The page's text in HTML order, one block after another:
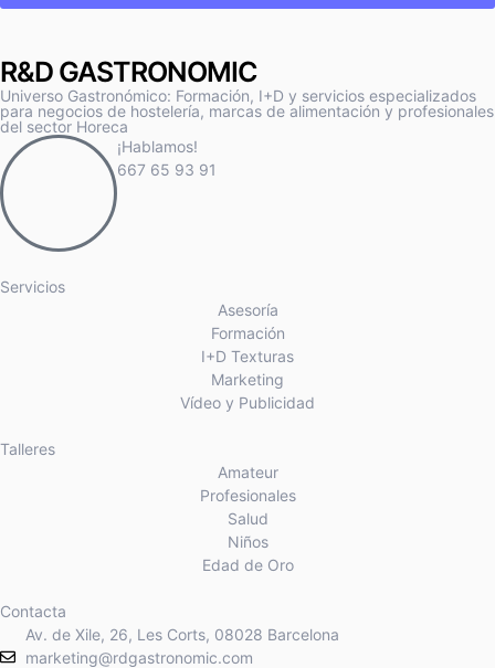
R&D GASTRONOMIC
Universo Gastronómico: Formación, I+D y servicios especializados
para negocios de hostelería, marcas de alimentación y profesionales
del sector Horeca
¡Hablamos!
667 65 93 91
Servicios
Asesoría
Formación
I+D Texturas
Marketing
Vídeo y Publicidad
Talleres
Amateur
Profesionales
Salud
Niños
Edad de Oro
Contacta
Av. de Xile, 26, Les Corts, 08028 Barcelona
marketing@rdgastronomic.com